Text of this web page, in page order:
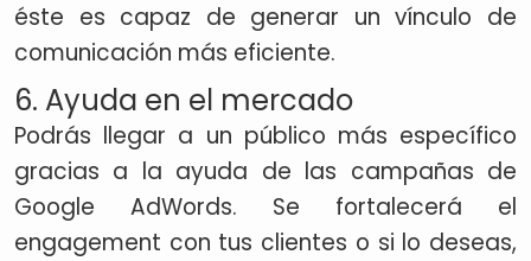
éste es capaz de generar un vínculo de
comunicación más eficiente.
6. Ayuda en el mercado
Podrás llegar a un público más específico
gracias a la ayuda de las campañas de
Google AdWords. Se fortalecerá el
engagement con tus clientes o si lo deseas,